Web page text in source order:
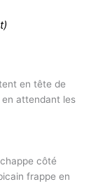
en tête de
attendant les
côté
frappe en